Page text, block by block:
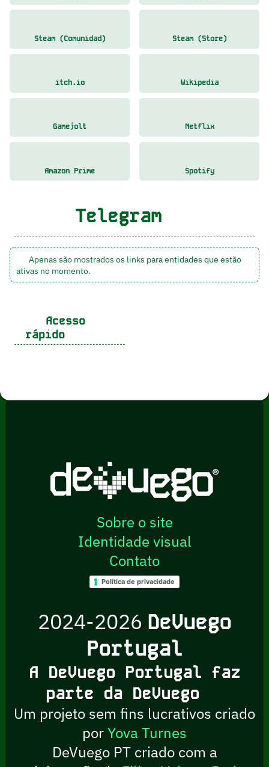
Steam (Comunidad) Steam (Store)
itch.io Wikipedia
Gamejolt Netflix
Amazon Prime Spotify
Telegram
Apenas são mostrados os links para entidades que estão
ativas no momento.
Acesso
rápido
Sobre o site
Identidade visual
Contato
Política de privacidade
2024-2026 DeVuego
Portugal
A DeVuego Portugal faz
parte da DeVuego
Um projeto sem fins lucrativos criado
porYova Turnes
DeVuego PT criado com a